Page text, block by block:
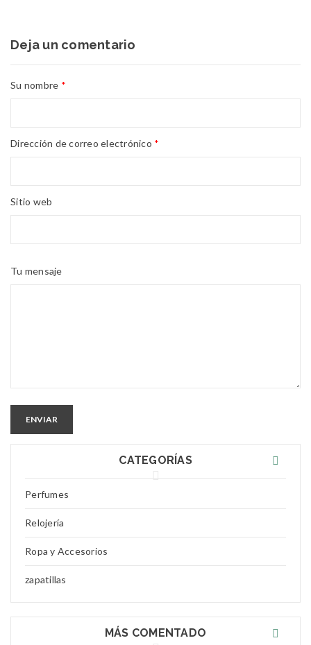
Deja un comentario
Su nombre *
Dirección de correo electrónico *
Sitio web
Tu mensaje
ENVIAR
CATEGORÍAS
Perfumes
Relojería
Ropa y Accesorios
zapatillas
MÁS COMENTADO